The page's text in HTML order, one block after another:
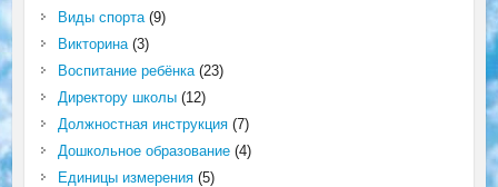
Виды спорта(9)
Викторина(3)
Воспитание ребёнка(23)
Директору школы(12)
Должностная инструкция(7)
Дошкольное образование(4)
Единицы измерения(5)